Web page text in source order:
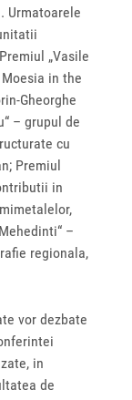
Urmatoarele
„Vasile
in the
Gheorghe
– grupul de
cu
Premiul
in
–
regionala,
vor dezbate
in
de